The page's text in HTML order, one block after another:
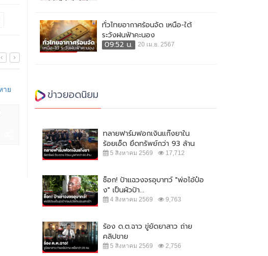
ทั่วไทยอากาศร้อนจัด เหนือ-ใต้
ระวังฝนฟ้าคะนอง
09:52 น.
20 เม.ย. 2567
ข่าวยอดนิยม
ทลายฟาร์มฟอกเงินแก๊งยาใน
ร้อยเอ็ด ยึดทรัพย์กว่า 93 ล้าน
5 สิงหาคม 2569 17,712
ช็อก! ป้าแฉวงจรอุบาทว์ "พ่อไอ้ป๋อ
ง" เป็นผัวป้า...
4 สิงหาคม 2569 9,763
ร้อง ด.ต.ฉาว ขู่ยัดยาสาว ถ่าย
คลิปขาย
5 สิงหาคม 2569 2,756